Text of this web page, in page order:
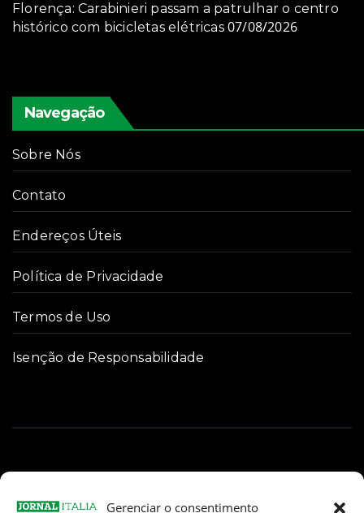
Gerenciar o consentimento
Florença: Carabinieri passam a patrulhar o centro
histórico com bicicletas elétricas 07/08/2026
Navegação
Sobre Nós
Contato
Endereços Úteis
Política de Privacidade
Termos de Uso
Isenção de Responsabilidade